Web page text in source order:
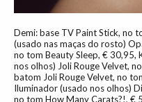
Demi: base TV Paint Stick, no
(usado nas maças do rosto)
no tom Beauty Sleep, € 30,95,
nos olhos) Joli Rouge Velvet,
batom Joli Rouge Velvet, no
Iluminador (usado nos olhos)
no tom How Many Carats?!, €